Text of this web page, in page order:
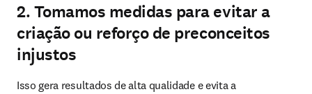
2. Tomamos medidas para evitar a
criação ou reforço de preconceitos
injustos
Isso gera resultados de alta qualidade e evita a